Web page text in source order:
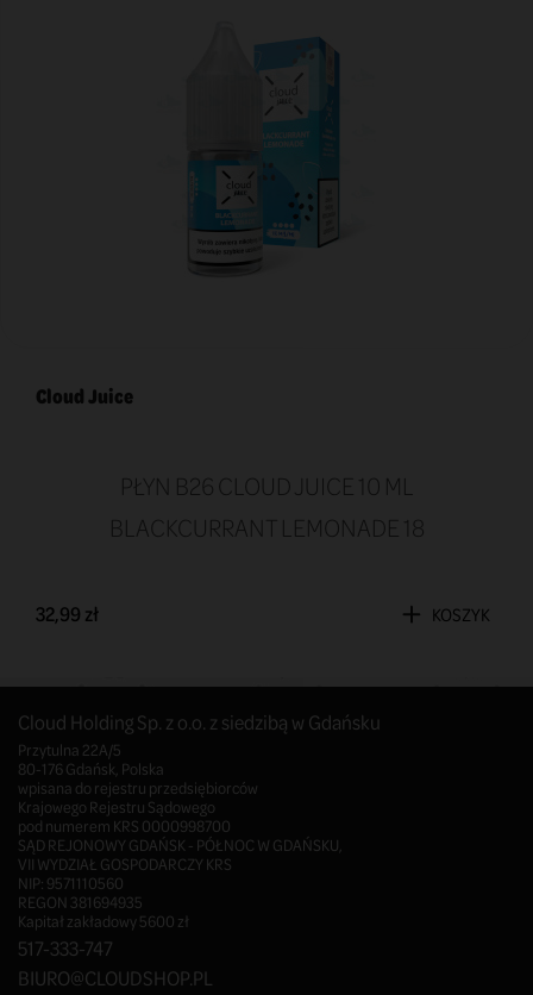
Cloud Juice
PŁYN B26 CLOUD JUICE 10 ML
BLACKCURRANT LEMONADE 18
32,99 zł KOSZYK
Cloud Holding Sp. z o.o. z siedzibą w Gdańsku
Przytulna 22A/5
80-176 Gdańsk, Polska
wpisana do rejestru przedsiębiorców
Krajowego Rejestru Sądowego
pod numerem KRS 0000998700
SĄD REJONOWY GDAŃSK - PÓŁNOC W GDAŃSKU,
VII WYDZIAŁ GOSPODARCZY KRS
NIP: 9571110560
REGON 381694935
Kapitał zakładowy 5600 zł
517-333-747
BIURO@CLOUDSHOP.PL